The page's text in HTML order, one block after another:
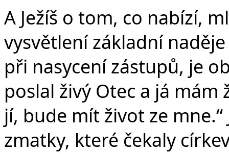
A Ježíš o tom, co nabízí,
vysvětlení základní
při nasycení zástupů, je
poslal živý Otec a já
jí, bude mít život ze
zmatky, které čekaly